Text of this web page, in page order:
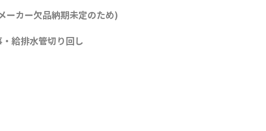
ーカー欠品納期未定のため)
給排水管切り回し